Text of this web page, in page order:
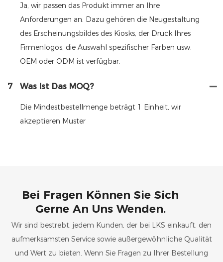
Ja, wir passen das Produkt immer an Ihre
Anforderungen an. Dazu gehören die Neugestaltung
des Erscheinungsbildes des Kiosks, der Druck Ihres
Firmenlogos, die Auswahl spezifischer Farben usw.
OEM oder ODM ist verfügbar.
7 Was Ist Das MOQ?
Die Mindestbestellmenge beträgt 1 Einheit, wir
akzeptieren Muster
Bei Fragen Können Sie Sich
Gerne An Uns Wenden.
Wir sind bestrebt, jedem Kunden, der bei LKS einkauft, den
aufmerksamsten Service sowie außergewöhnliche Qualität
und Wert zu bieten. Wenn Sie Fragen zu Ihrer Bestellung